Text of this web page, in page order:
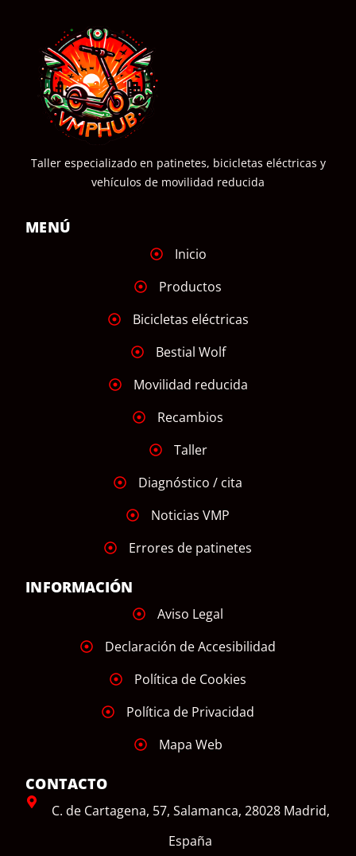
Taller especializado en patinetes, bicicletas eléctricas y
vehículos de movilidad reducida
MENÚ
Inicio
Productos
Bicicletas eléctricas
Bestial Wolf
Movilidad reducida
Recambios
Taller
Diagnóstico / cita
Noticias VMP
Errores de patinetes
INFORMACIÓN
Aviso Legal
Declaración de Accesibilidad
Política de Cookies
Política de Privacidad
Mapa Web
CONTACTO
C. de Cartagena, 57, Salamanca, 28028 Madrid,
España